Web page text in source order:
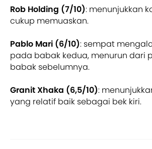
Rob Holding (7/10): menunjukkan
cukup memuaskan.
Pablo Mari (6/10): sempat
pada babak kedua, menurun dari
babak sebelumnya.
Granit Xhaka (6,5/10):
yang relatif baik sebagai bek kiri.